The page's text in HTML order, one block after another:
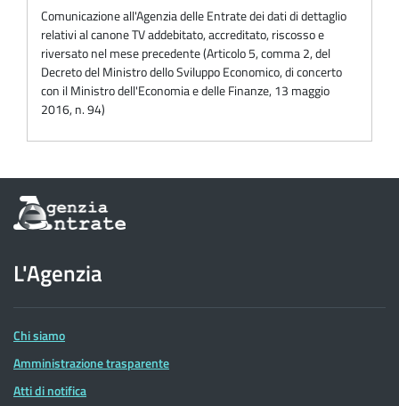
Comunicazione all'Agenzia delle Entrate dei dati di dettaglio
relativi al canone TV addebitato, accreditato, riscosso e
riversato nel mese precedente (Articolo 5, comma 2, del
Decreto del Ministro dello Sviluppo Economico, di concerto
con il Ministro dell'Economia e delle Finanze, 13 maggio
2016, n. 94)
Informazioni
sul
dell'Agenzia
delle
Entrate
L'Agenzia
Chi siamo
Amministrazione trasparente
Atti di notifica